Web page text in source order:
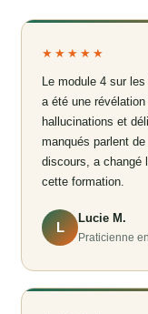
★★★★★
Le module 4 sur
a été une
hallucinations et
manqués parlent
discours, a changé
cette formation.
L
Lucie M.
Praticienne